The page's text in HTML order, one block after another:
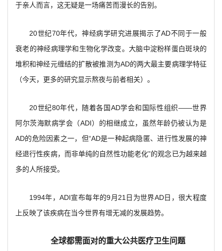
于亲人而言，这无疑是一场痛苦而漫长的告别。
20世纪70年代，神经病学研究进展揭示了AD不同于一般
衰老的神经病理学和生物化学改变。大脑中淀粉样蛋白斑块的
堆积和神经元缠结的扩散被推测为AD的两大最主要病理学特征
（今天，更多的研究显示熬夜与前者相关）。
20世纪80年代，随着各国AD学会和国际性组织——世界
阿尔茨海默病学会（ADI）的相继成立，虽然年龄仍被认为是
AD的危险因素之一，但“AD是一种起病隐匿、进行性发展的神
经退行性疾病，而非单纯的自然性功能老化”的观念已为越来越
多的人所接受。
1994年，ADI宣布每年的9月21日为世界AD日，很大程度
上反映了该疾病在当今世界有增无减的发展趋势。
全球都需面对的重大公共医疗卫生问题